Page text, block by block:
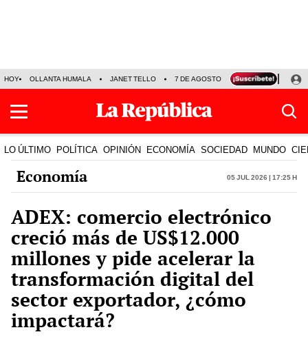
HOY OLLANTA HUMALA JANET TELLO 7 DE AGOSTO TINKA RESULTADOS
LO ÚLTIMO POLÍTICA OPINIÓN ECONOMÍA SOCIEDAD MUNDO
Economía 05 Jul 2026 | 17:25 h
ADEX: comercio electrónico
creció más de US$12.000
millones y pide acelerar la
transformación digital del
sector exportador, ¿cómo
impactará?